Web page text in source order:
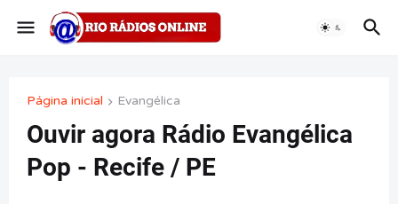
Página inicial Evangélica
Ouvir agora Rádio Evangélica
Pop - Recife / PE